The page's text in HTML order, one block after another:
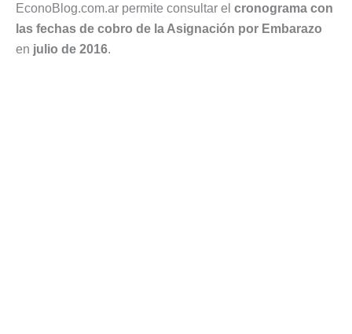
EconoBlog.com.ar permite consultar el cronograma con
las fechas de cobro de la Asignación por Embarazo
en julio de 2016.